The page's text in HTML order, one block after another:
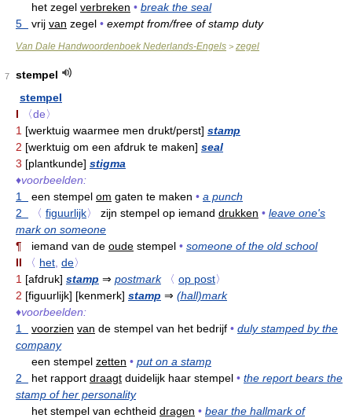
het zegel verbreken • break the seal
5
vrij van zegel • exempt from/free of stamp duty
Van Dale Handwoordenboek Nederlands-Engels > zegel
7
stempel
stempel
I
〈de〉
1 [werktuig waarmee men drukt/perst] stamp
2 [werktuig om een afdruk te maken] seal
3 [plantkunde] stigma
♦voorbeelden:
1
een stempel om gaten te maken • a punch
2
〈 figuurlijk〉 zijn stempel op iemand drukken • leave one's
mark on someone
¶ iemand van de oude stempel • someone of the old school
II
〈 het de〉
1 [afdruk] stamp ⇒ postmark 〈 op post〉
2 [figuurlijk] [kenmerk] stamp ⇒ (hall)mark
♦voorbeelden:
1
voorzien van de stempel van het bedrijf • duly stamped by the
company
een stempel zetten • put on a stamp
2
het rapport draagt duidelijk haar stempel • the report bears the
stamp of her personality
het stempel van echtheid dragen • bear the hallmark of